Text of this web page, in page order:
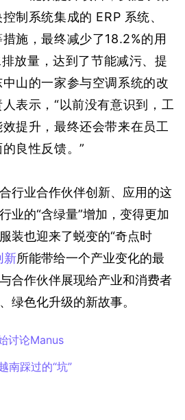
制系统集成的 ERP 系统、
施，最终减少了18.2%的用
放量，达到了节能减污、提
山的一家参与空调系统的改
人表示 ，“以前没有意识到，工
提升，最终还会带来在员工
良性反馈。”
行业合作伙伴创新、应用的这
业的“含绿量”增加，变得更加
装也迎来了蜕变的“奇点时
新所能带给一个产业变化的最
合作伙伴展现给产业和消费者
、绿色化升级的新故事。
讨论Manus
南踩过的“坑”